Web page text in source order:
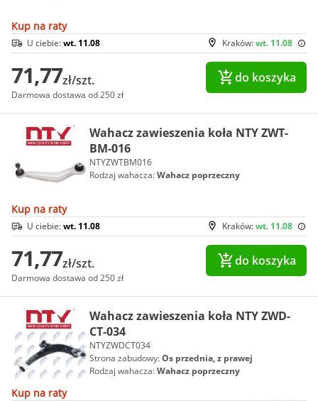
Kup na raty
Kraków:wt. 11.08
U ciebie:wt. 11.08
71,77zł/szt.
Darmowa dostawa od 250 zł
do koszyka
Wahacz zawieszenia koła NTY ZWT-
BM-016
NTYZWTBM016
Rodzaj wahacza:Wahacz poprzeczny
Kup na raty
Kraków:wt. 11.08
U ciebie:wt. 11.08
71,77zł/szt.
Darmowa dostawa od 250 zł
do koszyka
Wahacz zawieszenia koła NTY ZWD-
CT-034
NTYZWDCT034
Strona zabudowy:Os przednia, z prawej
Rodzaj wahacza:Wahacz poprzeczny
Kup na raty